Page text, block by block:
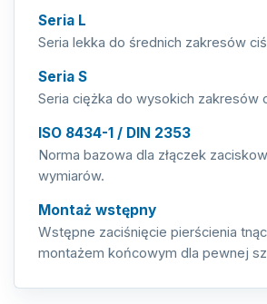
Seria L
Seria lekka do średnich zakresów
Seria S
Seria ciężka do wysokich zakresów
ISO 8434-1 / DIN 2353
Norma bazowa dla złączek
wymiarów.
Montaż wstępny
Wstępne zaciśnięcie pierścienia
montażem końcowym dla pewnej